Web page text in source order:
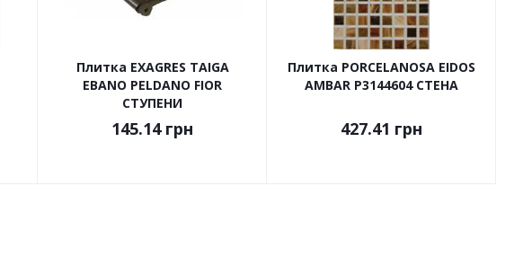
Плитка EXAGRES TAIGA
EBANO PELDANO FIOR
СТУПЕНИ
145.14грн
Плитка PORCELANOSA EIDOS
AMBAR P3144604 СТЕНА
427.41 грн